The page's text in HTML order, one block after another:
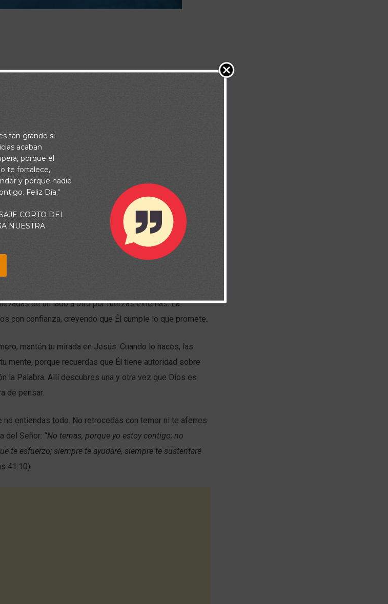
de una parte a otra. Santiago 1:6
de un lado a otro por fuerzas externas. La
con confianza, creyendo que Él cumple lo que promete.
mantén tu mirada en Jesús. Cuando lo haces, las
mente, porque recuerdas que Él tiene autoridad sobre
la Palabra. Allí descubres una y otra vez que Dios es
de pensar.
no entiendas todo. No retrocedas con temor ni te aferres
del Señor: “No temas, porque yo estoy contigo; no
te esfuerzo; siempre te ayudaré, siempre te sustentaré
41:10).
tan grande si
acaban
porque el
te fortalece,
y porque nadie
Feliz Día."
CORTO DEL
NUESTRA